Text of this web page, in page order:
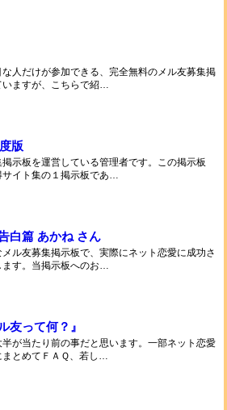
人だけが参加できる、完全無料のメル友募集掲
いますが、こちらで紹…
版
示板を運営している管理者です。この掲示板
イト集の１掲示板であ…
白篇 あかね さん
ル友募集掲示板で、実際にネット恋愛に成功さ
ます。当掲示板へのお…
友って何？』
が当たり前の事だと思います。一部ネット恋愛
とめてＦＡＱ、若し…